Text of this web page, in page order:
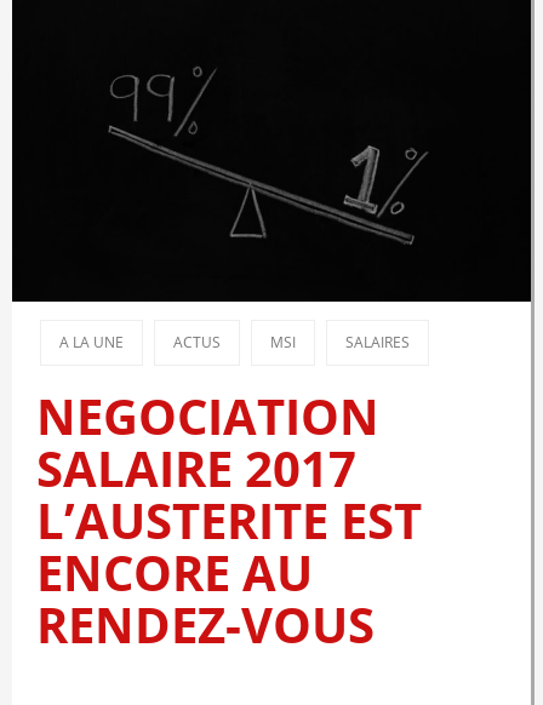
A LA UNE ACTUS MSI SALAIRES
NEGOCIATION
SALAIRE 2017
L’AUSTERITE EST
ENCORE AU
RENDEZ-VOUS